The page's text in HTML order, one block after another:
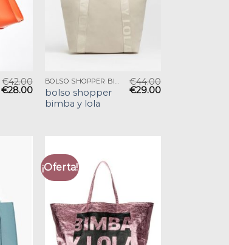
€42.00
€28.00
BOLSO SHOPPER BIMBA Y LOLA
bolso shopper
bimba y lola
€44.00
€29.00
¡Oferta!